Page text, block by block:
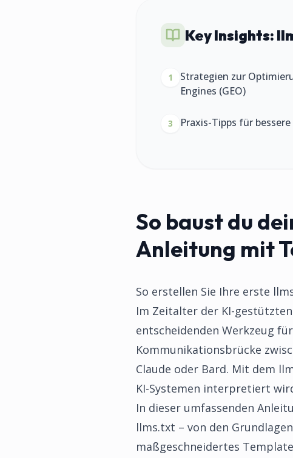
Key Insights:
1
Strategien zur
Engines (GEO)
3 Praxis-Tipps für
So baust du
Anleitung mit
So erstellen Sie Ihre erste
Im Zeitalter der KI-
entscheidenden Werkzeug
Kommunikationsbrücke
Claude oder Bard. Mit dem
KI-Systemen interpretiert
In dieser umfassenden
llms.txt – von den
maßgeschneidertes